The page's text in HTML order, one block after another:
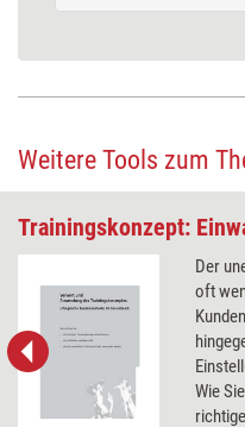
Weitere Tools zum
Trainingskonzept:
Der
oft
Wie